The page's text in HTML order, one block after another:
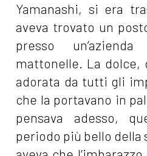
Yamanashi, si era
aveva trovato un
presso
mattonelle. La dolce,
adorata da tutti gli
che la portavano in
pensava adesso,
periodo più bello della